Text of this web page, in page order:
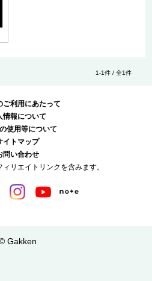
1-1件 / 全1件
ご利用にあたって
情報について
使用等について
イトマップ
問い合わせ
リエイトリンクを含みます。
Gakken